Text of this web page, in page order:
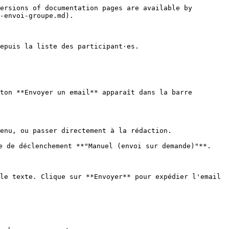
of documentation pages are available by
groupe.md).
la liste des participant·es.
**Envoyer un email** apparaît dans la barre
ou passer directement à la rédaction.
déclenchement **"Manuel (envoi sur demande)"**.
texte. Clique sur **Envoyer** pour expédier l'email